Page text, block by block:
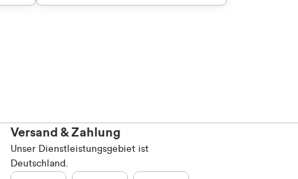
Versand & Zahlung
Unser Dienstleistungsgebiet ist
Deutschland.